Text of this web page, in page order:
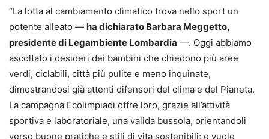
“La lotta al cambiamento climatico trova nello sport un
potente alleato — ha dichiarato Barbara Meggetto,
presidente di Legambiente Lombardia —. Oggi abbiamo
ascoltato i desideri dei bambini che chiedono più aree
verdi, ciclabili, città più pulite e meno inquinate,
dimostrandosi già attenti difensori del clima e del Pianeta.
La campagna Ecolimpiadi offre loro, grazie all’attività
sportiva e laboratoriale, una valida bussola, orientandoli
verso buone pratiche e stili di vita sostenibili; e vuole